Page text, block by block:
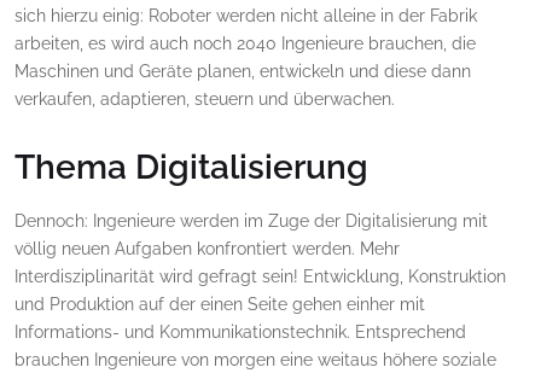
sich hierzu einig: Roboter werden nicht alleine in der Fabrik
arbeiten, es wird auch noch 2040 Ingenieure brauchen, die
Maschinen und Geräte planen, entwickeln und diese dann
verkaufen, adaptieren, steuern und überwachen.
Thema Digitalisierung
Dennoch: Ingenieure werden im Zuge der Digitalisierung mit
völlig neuen Aufgaben konfrontiert werden. Mehr
Interdisziplinarität wird gefragt sein! Entwicklung, Konstruktion
und Produktion auf der einen Seite gehen einher mit
Informations- und Kommunikationstechnik. Entsprechend
brauchen Ingenieure von morgen eine weitaus höhere soziale